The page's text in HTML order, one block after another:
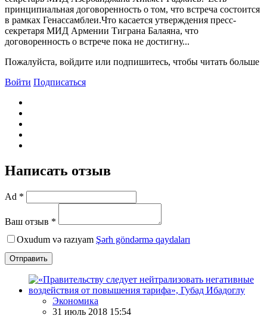
принципиальная договоренность о том, что встреча состоится
в рамках Генассамблеи.Что касается утверждения пресс-
секретаря МИД Армении Тиграна Балаяна, что
договоренность о встрече пока не достигну...
Пожалуйста, войдите или подпишитесь, чтобы читать больше
Войти Подписаться
Написать отзыв
Ad *
Ваш отзыв *
Oxudum və razıyam Şərh göndərmə qaydaları
Отправить
Экономика
31 июль 2018 15:54